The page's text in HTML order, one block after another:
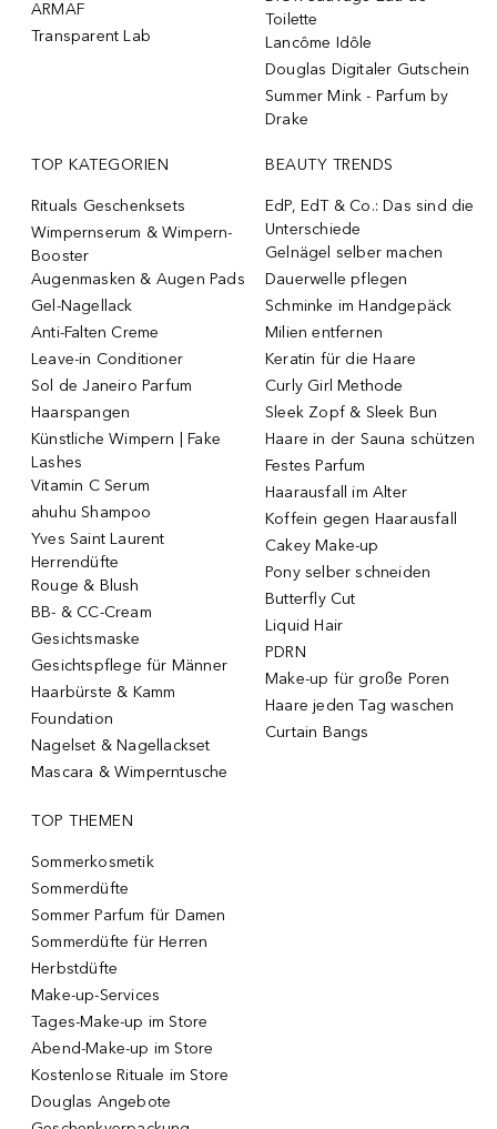
ARMAF
Transparent Lab
Toilette
Lancôme Idôle
Douglas Digitaler Gutschein
Summer Mink - Parfum by
Drake
TOP KATEGORIEN
Rituals Geschenksets
Wimpernserum & Wimpern-
Booster
Augenmasken & Augen Pads
Gel-Nagellack
Anti-Falten Creme
Leave-in Conditioner
Sol de Janeiro Parfum
Haarspangen
Künstliche Wimpern | Fake
Lashes
Vitamin C Serum
ahuhu Shampoo
Yves Saint Laurent
Herrendüfte
Rouge & Blush
BB- & CC-Cream
Gesichtsmaske
Gesichtspflege für Männer
Haarbürste & Kamm
Foundation
Nagelset & Nagellackset
Mascara & Wimperntusche
BEAUTY TRENDS
EdP, EdT & Co.: Das sind die
Unterschiede
Gelnägel selber machen
Dauerwelle pflegen
Schminke im Handgepäck
Milien entfernen
Keratin für die Haare
Curly Girl Methode
Sleek Zopf & Sleek Bun
Haare in der Sauna schützen
Festes Parfum
Haarausfall im Alter
Koffein gegen Haarausfall
Cakey Make-up
Pony selber schneiden
Butterfly Cut
Liquid Hair
PDRN
Make-up für große Poren
Haare jeden Tag waschen
Curtain Bangs
TOP THEMEN
Sommerkosmetik
Sommerdüfte
Sommer Parfum für Damen
Sommerdüfte für Herren
Herbstdüfte
Make-up-Services
Tages-Make-up im Store
Abend-Make-up im Store
Kostenlose Rituale im Store
Douglas Angebote